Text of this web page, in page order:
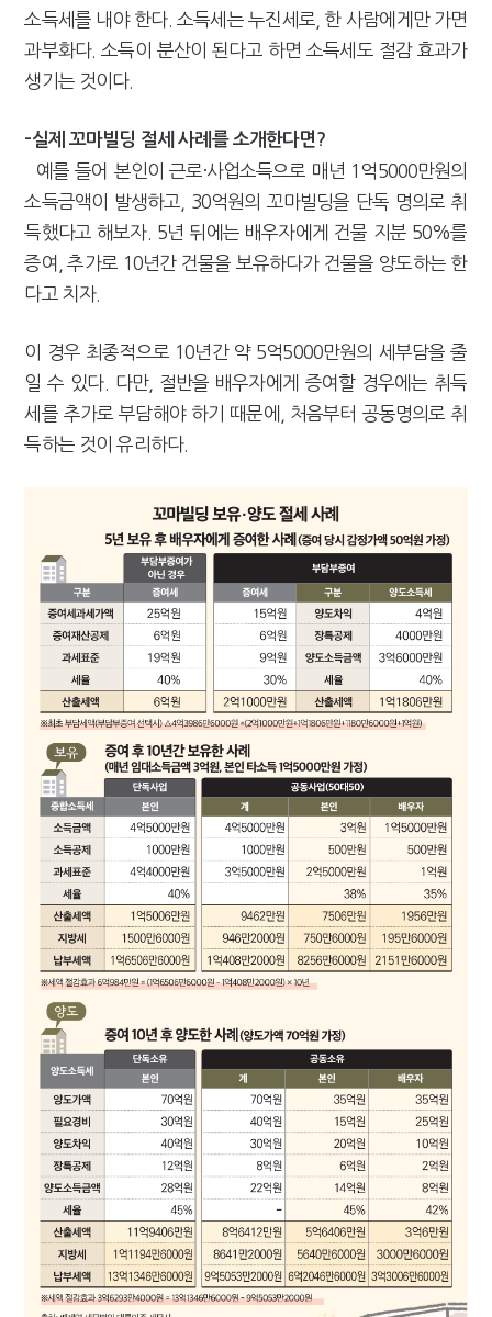
소득세를 내야 한다. 소득세는 누진세로, 한 사람에게만 가면
과부화다. 소득이 분산이 된다고 하면 소득세도 절감 효과가
생기는 것이다.
-실제 꼬마빌딩 절세 사례를 소개한다면?
예를 들어 본인이 근로·사업소득으로 매년 1억5000만원의
소득금액이 발생하고, 30억원의 꼬마빌딩을 단독 명의로 취
득했다고 해보자. 5년 뒤에는 배우자에게 건물 지분 50%를
증여, 추가로 10년간 건물을 보유하다가 건물을 양도하는 한
다고 치자.
이 경우 최종적으로 10년간 약 5억5000만원의 세부담을 줄
일 수 있다. 다만, 절반을 배우자에게 증여할 경우에는 취득
세를 추가로 부담해야 하기 때문에, 처음부터 공동명의로 취
득하는 것이 유리하다.